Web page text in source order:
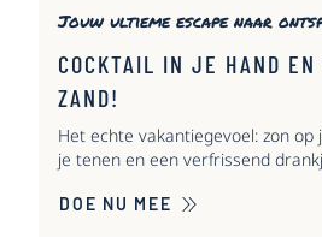
Jouw ultieme escape naar
COCKTAIL IN JE HAND
ZAND!
Het echte vakantiegevoel: zon op
je tenen en een verfrissend
DOE NU MEE